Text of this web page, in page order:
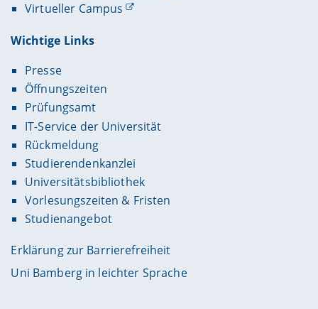
Virtueller Campus
Wichtige Links
Presse
Öffnungszeiten
Prüfungsamt
IT-Service der Universität
Rückmeldung
Studierendenkanzlei
Universitätsbibliothek
Vorlesungszeiten & Fristen
Studienangebot
Erklärung zur Barrierefreiheit
Uni Bamberg in leichter Sprache